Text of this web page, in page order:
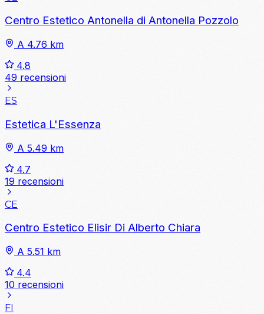
Centro Estetico Antonella di Antonella Pozzolo
A 4.76 km
4.8
49 recensioni
ES
Estetica L'Essenza
A 5.49 km
4.7
19 recensioni
CE
Centro Estetico Elisir Di Alberto Chiara
A 5.51 km
4.4
10 recensioni
FI